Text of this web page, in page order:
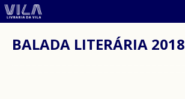
BALADA LITERÁRIA 2018